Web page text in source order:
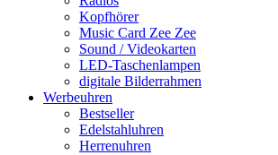
Kopfhörer
Music Card Zee Zee
Sound / Videokarten
LED-Taschenlampen
digitale Bilderrahmen
Werbeuhren
Bestseller
Edelstahluhren
Herrenuhren